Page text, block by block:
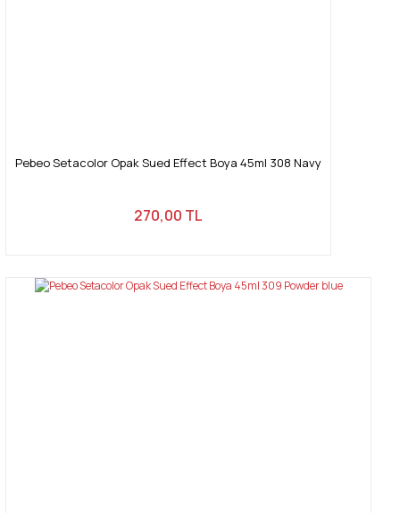
Pebeo Setacolor Opak Sued Effect Boya 45ml 308 Navy
270,00 TL